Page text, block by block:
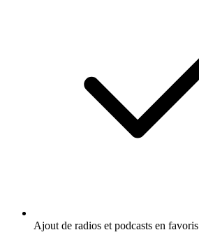
Ajout de radios et podcasts en favoris